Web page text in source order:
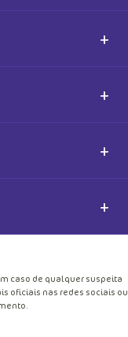
+
+
+
+
caso de qualquer suspeita
oficiais nas redes sociais ou